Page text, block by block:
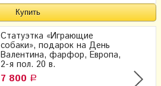
Статуэтка «Играющие
собаки», подарок на День
Валентина, фарфор, Европа,
2-я пол. 20 в.
7 800 Р